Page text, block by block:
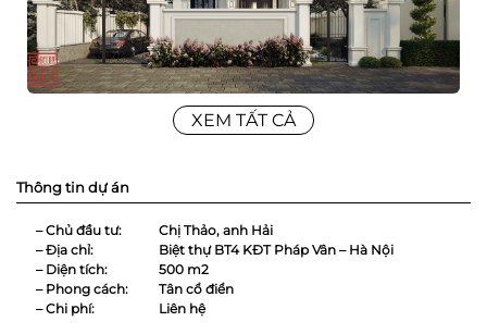
XEM TẤT CẢ
Thông tin dự án
– Chủ đầu tư:
Chị Thảo, anh Hải
– Địa chỉ:
Biệt thự BT4 KĐT Pháp Vân – Hà Nội
– Diện tích:
500 m2
– Phong cách:
Tân cổ điển
– Chi phí:
Liên hệ